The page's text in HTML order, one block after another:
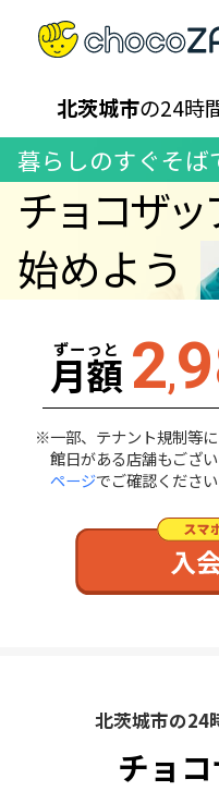
北茨城市の24時
暮らしのすぐそば
チョコザッ
始めよう
ずーっと
月額 2,
一部、テナント規制等
館日がある店舗もござ
ページでご確認ください
北茨城市の24
チョ